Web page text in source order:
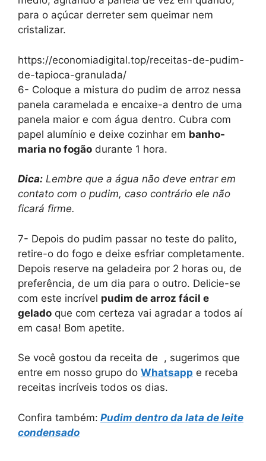
para o açúcar derreter sem queimar nem
cristalizar.
https://economiadigital.top/receitas-de-pudim-
de-tapioca-granulada/
6- Coloque a mistura do pudim de arroz nessa
panela caramelada e encaixe-a dentro de uma
panela maior e com água dentro. Cubra com
papel alumínio e deixe cozinhar em banho-
maria no fogão durante 1 hora.
Dica: Lembre que a água não deve entrar em
contato com o pudim, caso contrário ele não
ficará firme.
7- Depois do pudim passar no teste do palito,
retire-o do fogo e deixe esfriar completamente.
Depois reserve na geladeira por 2 horas ou, de
preferência, de um dia para o outro. Delicie-se
com este incrível pudim de arroz fácil e
gelado que com certeza vai agradar a todos aí
em casa! Bom apetite.
Se você gostou da receita de , sugerimos que
entre em nosso grupo do Whatsapp e receba
receitas incríveis todos os dias.
Confira também: Pudim dentro da lata de leite
condensado